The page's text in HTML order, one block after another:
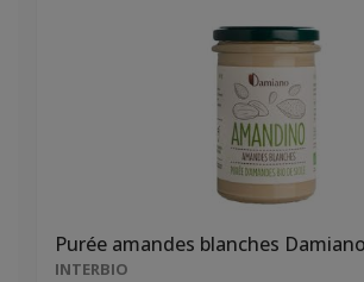
Purée amandes blanches
INTERBIO